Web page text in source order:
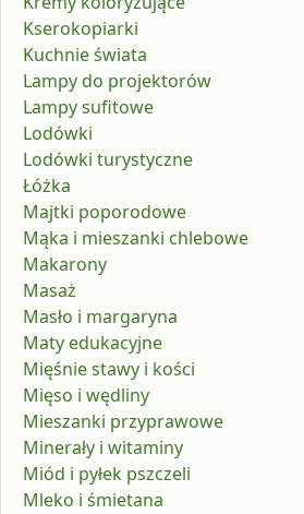
Kserokopiarki
Kuchnie świata
Lampy do projektorów
Lampy sufitowe
Lodówki
Lodówki turystyczne
Łóżka
Majtki poporodowe
Mąka i mieszanki chlebowe
Makarony
Masaż
Masło i margaryna
Maty edukacyjne
Mięśnie stawy i kości
Mięso i wędliny
Mieszanki przyprawowe
Minerały i witaminy
Miód i pyłek pszczeli
Mleko i śmietana